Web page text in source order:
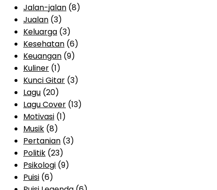
Jalan-jalan (8)
Jualan (3)
Keluarga (3)
Kesehatan (6)
Keuangan (9)
Kuliner (1)
Kunci Gitar (3)
Lagu (20)
Lagu Cover (13)
Motivasi (1)
Musik (8)
Pertanian (3)
Politik (23)
Psikologi (9)
Puisi (6)